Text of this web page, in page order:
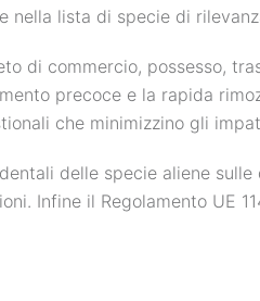
lista di specie di
di commercio, possesso,
precoce e la rapida
che minimizzino gli
delle specie aliene
Infine il Regolamento UE